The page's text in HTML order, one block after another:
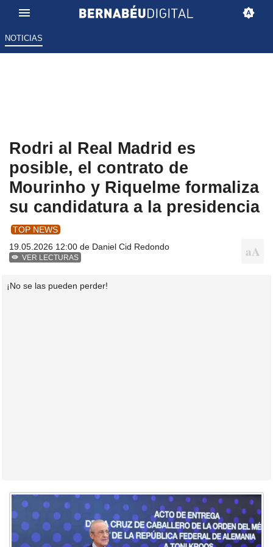
NOTICIAS
Rodri al Real Madrid es
posible, el contrato de
Mourinho y Riquelme formaliza
su candidatura a la presidencia
TOP NEWS
19.05.2026 12:00 de Daniel Cid Redondo
VER LECTURAS
¡No se las pueden perder!